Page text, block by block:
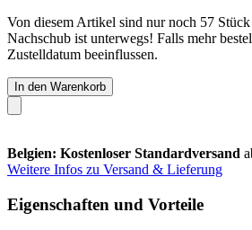
Von diesem Artikel sind nur noch 57
Nachschub ist unterwegs! Falls mehr
Zustelldatum beeinflussen.
In den Warenkorb
Belgien: Kostenloser Standardversand
Weitere Infos zu Versand & Lieferung
Eigenschaften und Vorteile